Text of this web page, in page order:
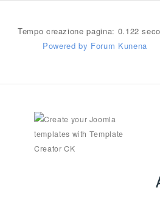
Tempo creazione pagina: 0.122
Powered by Forum Kunena